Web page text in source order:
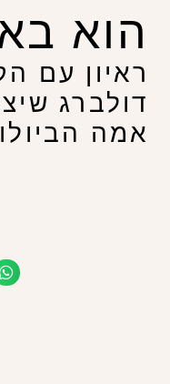
הוא
ראיון עם
דולברג
אמה